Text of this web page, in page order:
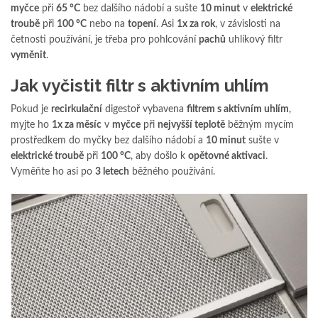
myčce při 65 °C bez dalšího nádobí a sušte 10 minut v elektrické
troubě při 100 °C nebo na topení. Asi 1x za rok, v závislosti na
četnosti používání, je třeba pro pohlcování pachů uhlíkový filtr
vyměnit.
Jak vyčistit filtr s aktivním uhlím
Pokud je recirkulační digestoř vybavena filtrem s aktivním uhlím,
myjte ho 1x za měsíc v myčce při nejvyšší teplotě běžným mycím
prostředkem do myčky bez dalšího nádobí a 10 minut sušte v
elektrické troubě při 100 °C, aby došlo k opětovné aktivaci.
Vyměňte ho asi po 3 letech běžného používání.